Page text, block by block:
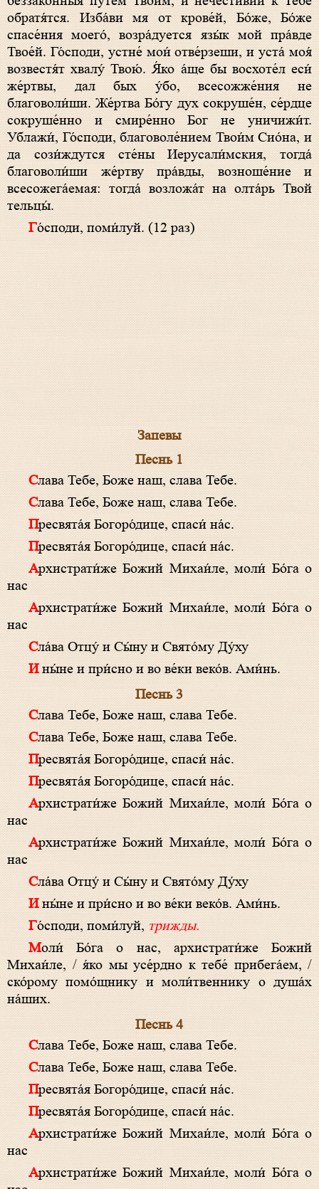
обратя́тся. Изба́ви мя от крове́й, Бо́же, Бо́же
спасе́ния моего́, возра́дуется язы́к мой пра́вде
Твое́й. Го́споди, устне́ мои́ отве́рзеши, и уста́ моя́
возвестя́т хвалу́ Твою́. Я́ко а́ще бы восхоте́л еси́
же́ртвы, дал бых у́бо, всесожже́ния не
благоволи́ши. Же́ртва Бо́гу дух сокруше́н, се́рдце
сокруше́нно и смире́нно Бог не уничижи́т.
Ублажи́, Го́споди, благоволе́нием Твои́м Сио́на, и
да сози́ждутся сте́ны Иерусали́мския, тогда́
благоволи́ши же́ртву пра́вды, возноше́ние и
всесожега́емая: тогда́ возложа́т на олта́рь Твой
тельцы́.
Го́споди, поми́луй. (12 раз)
Запевы
Песнь 1
Слава Тебе, Боже наш, слава Тебе.
Слава Тебе, Боже наш, слава Тебе.
Пресвята́я Богоро́дице, спаси́ на́с.
Пресвята́я Богоро́дице, спаси́ на́с.
Архистрати́же Божий Михаи́ле, моли́ Бо́га о
нас
Архистрати́же Божий Михаи́ле, моли́ Бо́га о
нас
Сла́ва Отцу́ и Сы́ну и Свято́му Ду́ху
И ны́не и при́сно и во ве́ки веко́в. Ами́нь.
Песнь 3
Слава Тебе, Боже наш, слава Тебе.
Слава Тебе, Боже наш, слава Тебе.
Пресвята́я Богоро́дице, спаси́ на́с.
Пресвята́я Богоро́дице, спаси́ на́с.
Архистрати́же Божий Михаи́ле, моли́ Бо́га о
нас
Архистрати́же Божий Михаи́ле, моли́ Бо́га о
нас
Сла́ва Отцу́ и Сы́ну и Свято́му Ду́ху
И ны́не и при́сно и во ве́ки веко́в. Ами́нь.
Го́споди, поми́луй, трижды.
Моли́ Бо́га о нас, архистрати́же Божий
Михаи́ле, / я́ко мы усе́рдно к тебе́ прибега́ем, /
ско́рому помо́щнику и моли́твеннику о душа́х
на́ших.
Песнь 4
Слава Тебе, Боже наш, слава Тебе.
Слава Тебе, Боже наш, слава Тебе.
Пресвята́я Богоро́дице, спаси́ на́с.
Пресвята́я Богоро́дице, спаси́ на́с.
Архистрати́же Божий Михаи́ле, моли́ Бо́га о
нас
Архистрати́же Божий Михаи́ле, моли́ Бо́га о